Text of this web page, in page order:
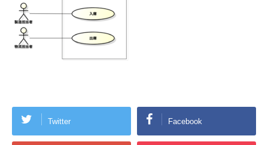
Twitter Facebook